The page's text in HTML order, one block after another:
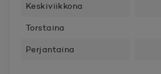
Keskiviikkona
Torstaina
Perjantaina